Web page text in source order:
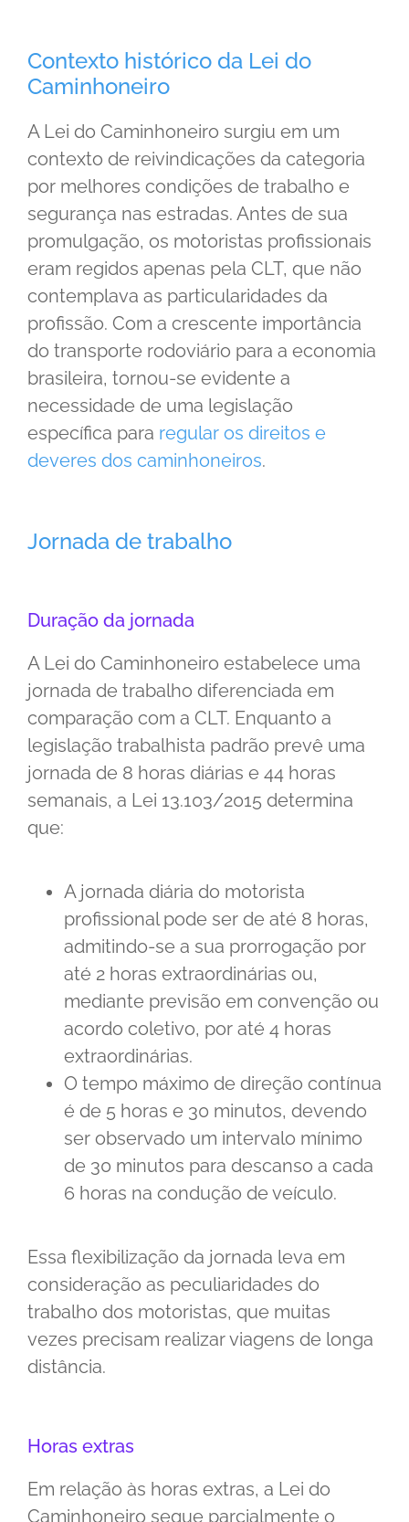
Contexto histórico da Lei do
Caminhoneiro
A Lei do Caminhoneiro surgiu em um
contexto de reivindicações da categoria
por melhores condições de trabalho e
segurança nas estradas. Antes de sua
promulgação, os motoristas profissionais
eram regidos apenas pela CLT, que não
contemplava as particularidades da
profissão. Com a crescente importância
do transporte rodoviário para a economia
brasileira, tornou-se evidente a
necessidade de uma legislação
específica para regular os direitos e
deveres dos caminhoneiros.
Jornada de trabalho
Duração da jornada
A Lei do Caminhoneiro estabelece uma
jornada de trabalho diferenciada em
comparação com a CLT. Enquanto a
legislação trabalhista padrão prevê uma
jornada de 8 horas diárias e 44 horas
semanais, a Lei 13.103/2015 determina
que:
A jornada diária do motorista
profissional pode ser de até 8 horas,
admitindo-se a sua prorrogação por
até 2 horas extraordinárias ou,
mediante previsão em convenção ou
acordo coletivo, por até 4 horas
extraordinárias.
O tempo máximo de direção contínua
é de 5 horas e 30 minutos, devendo
ser observado um intervalo mínimo
de 30 minutos para descanso a cada
6 horas na condução de veículo.
Essa flexibilização da jornada leva em
consideração as peculiaridades do
trabalho dos motoristas, que muitas
vezes precisam realizar viagens de longa
distância.
Horas extras
Em relação às horas extras, a Lei do
Caminhoneiro segue parcialmente o